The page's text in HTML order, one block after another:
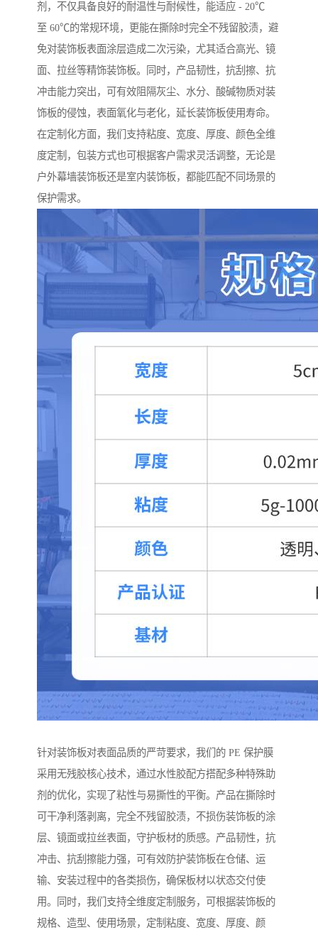
剂，不仅具备良好的耐温性与耐候性，能适应 - 20℃
至 60℃的常规环境，更能在撕除时完全不残留胶渍，避
免对装饰板表面涂层造成二次污染，尤其适合高光、镜
面、拉丝等精饰装饰板。同时，产品韧性，抗刮擦、抗
冲击能力突出，可有效阻隔灰尘、水分、酸碱物质对装
饰板的侵蚀，表面氧化与老化，延长装饰板使用寿命。
在定制化方面，我们支持粘度、宽度、厚度、颜色全维
度定制，包装方式也可根据客户需求灵活调整，无论是
户外幕墙装饰板还是室内装饰板，都能匹配不同场景的
保护需求。
针对装饰板对表面品质的严苛要求，我们的 PE 保护膜
采用无残胶核心技术，通过水性胶配方搭配多种特殊助
剂的优化，实现了粘性与易撕性的平衡。产品在撕除时
可干净利落剥离，完全不残留胶渍，不损伤装饰板的涂
层、镜面或拉丝表面，守护板材的质感。产品韧性，抗
冲击、抗刮擦能力强，可有效防护装饰板在仓储、运
输、安装过程中的各类损伤，确保板材以状态交付使
用。同时，我们支持全维度定制服务，可根据装饰板的
规格、造型、使用场景，定制粘度、宽度、厚度、颜